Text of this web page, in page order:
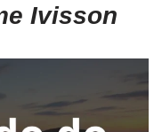
Ivisson